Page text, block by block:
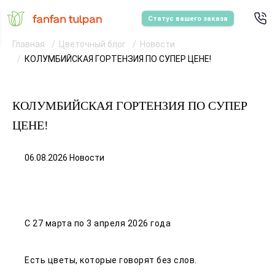
Статус вашего заказа
Главная Цветочный блог
Новости
КОЛУМБИЙСКАЯ ГОРТЕНЗИЯ ПО СУПЕР ЦЕНЕ!
КОЛУМБИЙСКАЯ ГОРТЕНЗИЯ ПО СУПЕР
ЦЕНЕ!
06.08.2026 Новости
С 27 марта по 3 апреля 2026 года
Есть цветы, которые говорят без слов.